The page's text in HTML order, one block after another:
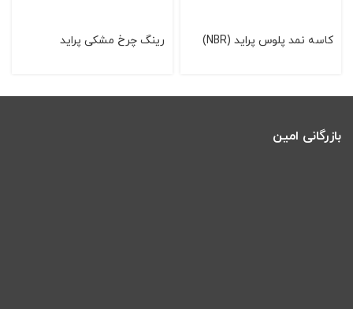
کاسه نمد پلوس پراید (NBR) رینگ چرخ مشکی پراید
بازرگانی امین